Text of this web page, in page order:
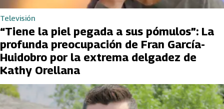
Televisión
“Tiene la piel pegada a sus pómulos”: La
profunda preocupación de Fran García-
Huidobro por la extrema delgadez de
Kathy Orellana